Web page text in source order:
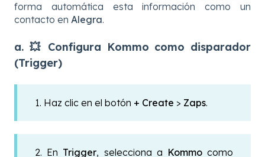
forma automática esta información como un
contacto en Alegra.
a. 💥 Configura Kommo como disparador
(Trigger)
1. Haz clic en el botón + Create > Zaps.
2. En Trigger, selecciona a Kommocomo